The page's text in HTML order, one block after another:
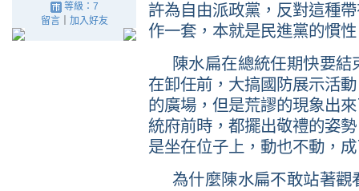
等級：7
留言｜ 加入好友
許為自由派政黨，反對這種
作一套，本就是民進黨的慣
陳水扁在總統任期快要
在卸任前，大搞國防展示活
的廣場，但是荒謬的現象出
統府前時，都擺出敬禮的姿
是坐在位子上，動也不動，
為什麼陳水扁不敢站著